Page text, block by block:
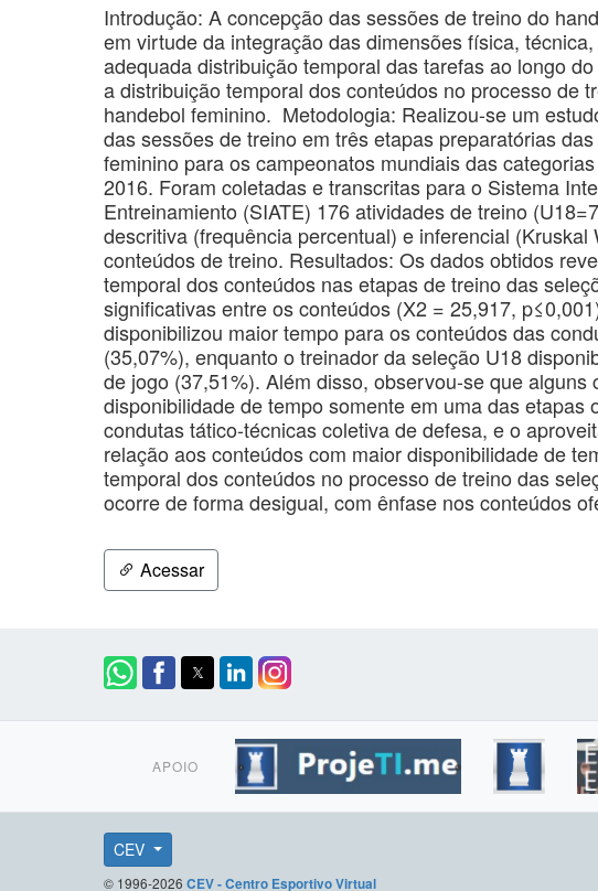
Introdução: A concepção das sessões de treino do
em virtude da integração das dimensões física,
adequada distribuição temporal das tarefas ao longo
a distribuição temporal dos conteúdos no processo de
handebol feminino. Metodologia: Realizou-se um
das sessões de treino em três etapas preparatórias
feminino para os campeonatos mundiais das
2016. Foram coletadas e transcritas para o Sistema
Entreinamiento (SIATE) 176 atividades de treino
descritiva (frequência percentual) e inferencial
conteúdos de treino. Resultados: Os dados obtidos
temporal dos conteúdos nas etapas de treino das
significativas entre os conteúdos (X2 = 25,917,
disponibilizou maior tempo para os conteúdos das
(35,07%), enquanto o treinador da seleção U18
de jogo (37,51%). Além disso, observou-se que alguns
disponibilidade de tempo somente em uma das etapas
condutas tático-técnicas coletiva de defesa, e o
relação aos conteúdos com maior disponibilidade de
temporal dos conteúdos no processo de treino das
ocorre de forma desigual, com ênfase nos conteúdos
Acessar
APOIO
CEV
© 1996-2026 CEV - Centro Esportivo Virtual